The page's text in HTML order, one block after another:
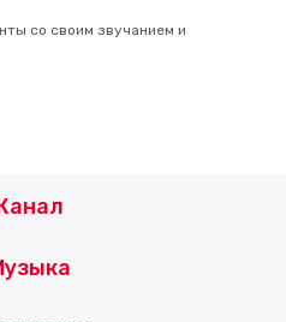
со своим звучанием и